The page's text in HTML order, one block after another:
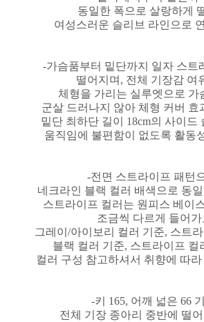
동일한 폭으로 살랑하게
여성스러운 슬리브 라인으로
-가슴품부터 밑단까지 일자 스트
떨어지며, 전체 기장감 여
체형을 가리는 실루엣으로 가
군살 드러나지 않아 체형 커버 효
밑단 최하단 길이 18cm의 사이드
움직임에 불편함이 없도록 활동
-전면 스트라이프 패턴
네크라인 블랙 컬러 배색으로 동
스트라이프 컬러는 원피스 베이
조금씩 다르게 들어가
그레이/아이보리 컬러 기준, 스트
블랙 컬러 기준, 스트라이프 컬
컬러 구성 참고하셔서 취향에 따
-키 165, 어깨 넓은 66
전체 기장 종아리 중반에 떨